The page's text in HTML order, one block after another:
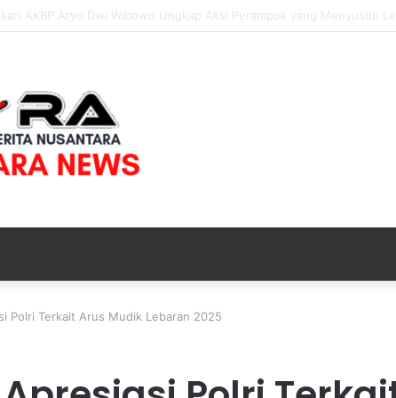
Blarang Rutin Monitoring Tanaman Kubis Agar Tumbuh
Polri Terkait Arus Mudik Lebaran 2025